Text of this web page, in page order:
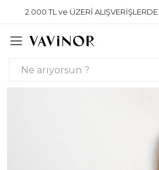
2.000 TL ve ÜZERİ ALIŞVERİŞLERDE